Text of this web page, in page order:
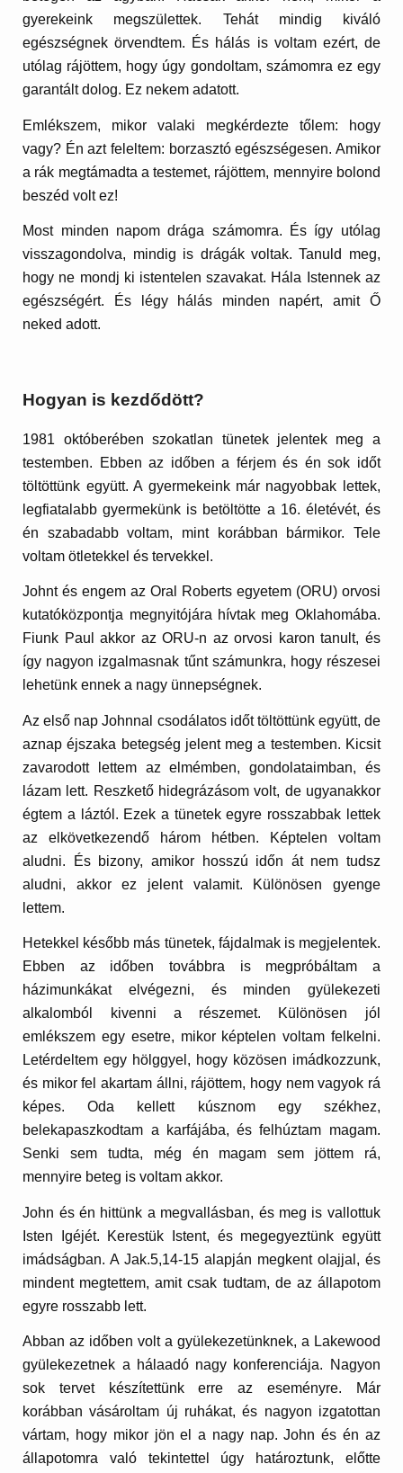
gyerekeink megszülettek. Tehát mindig kiváló
egészségnek örvendtem. És hálás is voltam ezért, de
utólag rájöttem, hogy úgy gondoltam, számomra ez egy
garantált dolog. Ez nekem adatott.
Emlékszem, mikor valaki megkérdezte tőlem: hogy
vagy? Én azt feleltem: borzasztó egészségesen. Amikor
a rák megtámadta a testemet, rájöttem, mennyire bolond
beszéd volt ez!
Most minden napom drága számomra. És így utólag
visszagondolva, mindig is drágák voltak. Tanuld meg,
hogy ne mondj ki istentelen szavakat. Hála Istennek az
egészségért. És légy hálás minden napért, amit Ő
neked adott.
Hogyan is kezdődött?
1981 októberében szokatlan tünetek jelentek meg a
testemben. Ebben az időben a férjem és én sok időt
töltöttünk együtt. A gyermekeink már nagyobbak lettek,
legfiatalabb gyermekünk is betöltötte a 16. életévét, és
én szabadabb voltam, mint korábban bármikor. Tele
voltam ötletekkel és tervekkel.
Johnt és engem az Oral Roberts egyetem (ORU) orvosi
kutatóközpontja megnyitójára hívtak meg Oklahomába.
Fiunk Paul akkor az ORU-n az orvosi karon tanult, és
így nagyon izgalmasnak tűnt számunkra, hogy részesei
lehetünk ennek a nagy ünnepségnek.
Az első nap Johnnal csodálatos időt töltöttünk együtt, de
aznap éjszaka betegség jelent meg a testemben. Kicsit
zavarodott lettem az elmémben, gondolataimban, és
lázam lett. Reszkető hidegrázásom volt, de ugyanakkor
égtem a láztól. Ezek a tünetek egyre rosszabbak lettek
az elkövetkezendő három hétben. Képtelen voltam
aludni. És bizony, amikor hosszú időn át nem tudsz
aludni, akkor ez jelent valamit. Különösen gyenge
lettem.
Hetekkel később más tünetek, fájdalmak is megjelentek.
Ebben az időben továbbra is megpróbáltam a
házimunkákat elvégezni, és minden gyülekezeti
alkalomból kivenni a részemet. Különösen jól
emlékszem egy esetre, mikor képtelen voltam felkelni.
Letérdeltem egy hölggyel, hogy közösen imádkozzunk,
és mikor fel akartam állni, rájöttem, hogy nem vagyok rá
képes. Oda kellett kúsznom egy székhez,
belekapaszkodtam a karfájába, és felhúztam magam.
Senki sem tudta, még én magam sem jöttem rá,
mennyire beteg is voltam akkor.
John és én hittünk a megvallásban, és meg is vallottuk
Isten Igéjét. Kerestük Istent, és megegyeztünk együtt
imádságban. A Jak.5,14-15 alapján megkent olajjal, és
mindent megtettem, amit csak tudtam, de az állapotom
egyre rosszabb lett.
Abban az időben volt a gyülekezetünknek, a Lakewood
gyülekezetnek a hálaadó nagy konferenciája. Nagyon
sok tervet készítettünk erre az eseményre. Már
korábban vásároltam új ruhákat, és nagyon izgatottan
vártam, hogy mikor jön el a nagy nap. John és én az
állapotomra való tekintettel úgy határoztunk, előtte